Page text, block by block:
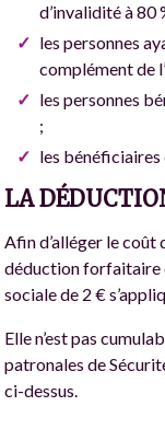
d’invalidité à 80
les personnes
complément de
les personnes
;
les bénéficiaires
LA
Afin d’alléger le coût
déduction forfaitaire
sociale de 2 €
Elle n’est pas
patronales de
ci-dessus.